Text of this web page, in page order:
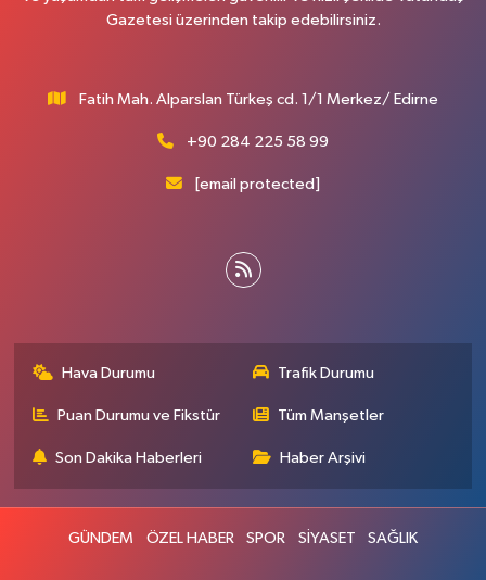
Gazetesi üzerinden takip edebilirsiniz.
Fatih Mah. Alparslan Türkeş cd. 1/1 Merkez/ Edirne
+90 284 225 58 99
[email protected]
Hava Durumu Trafik Durumu
Puan Durumu ve Fikstür Tüm Manşetler
Son Dakika Haberleri Haber Arşivi
GÜNDEM ÖZEL HABER SPOR SİYASET SAĞLIK